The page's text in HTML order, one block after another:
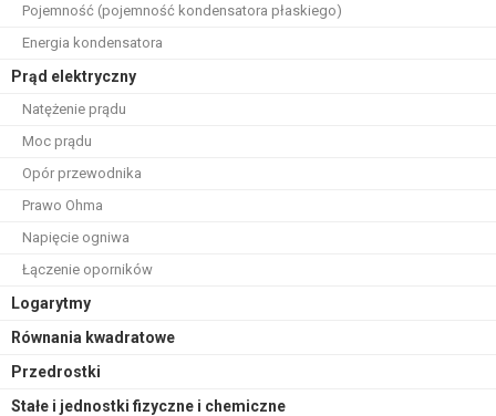
Pojemność (pojemność kondensatora płaskiego)
Energia kondensatora
Prąd elektryczny
Natężenie prądu
Moc prądu
Opór przewodnika
Prawo Ohma
Napięcie ogniwa
Łączenie oporników
Logarytmy
Równania kwadratowe
Przedrostki
Stałe i jednostki fizyczne i chemiczne